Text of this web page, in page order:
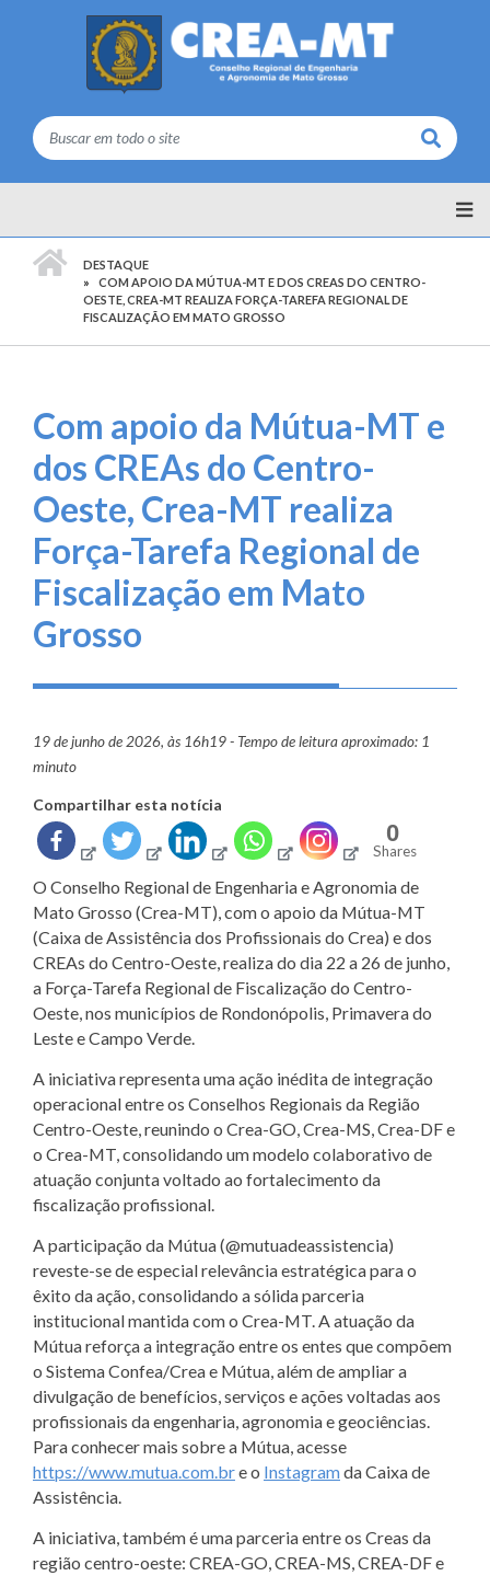
Buscar
DESTAQUE
COM APOIO DA MÚTUA-MT E DOS CREAS DO CENTRO-
OESTE, CREA-MT REALIZA FORÇA-TAREFA REGIONAL DE
FISCALIZAÇÃO EM MATO GROSSO
Com apoio da Mútua-MT e
dos CREAs do Centro-
Oeste, Crea-MT realiza
Força-Tarefa Regional de
Fiscalização em Mato
Grosso
19 de junho de 2026, às 16h19 - Tempo de leitura aproximado: 1
minuto
Compartilhar esta notícia
0
Shares
O Conselho Regional de Engenharia e Agronomia de
Mato Grosso (Crea-MT), com o apoio da Mútua-MT
(Caixa de Assistência dos Profissionais do Crea) e dos
CREAs do Centro-Oeste, realiza do dia 22 a 26 de junho,
a Força-Tarefa Regional de Fiscalização do Centro-
Oeste, nos municípios de Rondonópolis, Primavera do
Leste e Campo Verde.
A iniciativa representa uma ação inédita de integração
operacional entre os Conselhos Regionais da Região
Centro-Oeste, reunindo o Crea-GO, Crea-MS, Crea-DF e
o Crea-MT, consolidando um modelo colaborativo de
atuação conjunta voltado ao fortalecimento da
fiscalização profissional.
A participação da Mútua (@mutuadeassistencia)
reveste-se de especial relevância estratégica para o
êxito da ação, consolidando a sólida parceria
institucional mantida com o Crea-MT. A atuação da
Mútua reforça a integração entre os entes que compõem
o Sistema Confea/Crea e Mútua, além de ampliar a
divulgação de benefícios, serviços e ações voltadas aos
profissionais da engenharia, agronomia e geociências.
Para conhecer mais sobre a Mútua, acesse
https://www.mutua.com.bre o Instagramda Caixa de
Assistência.
A iniciativa, também é uma parceria entre os Creas da
região centro-oeste: CREA-GO, CREA-MS, CREA-DF e